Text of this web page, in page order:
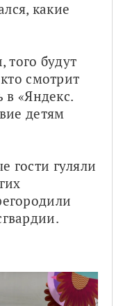
какие
того будут
смотрит
в «Яндекс.
детям
гости гуляли